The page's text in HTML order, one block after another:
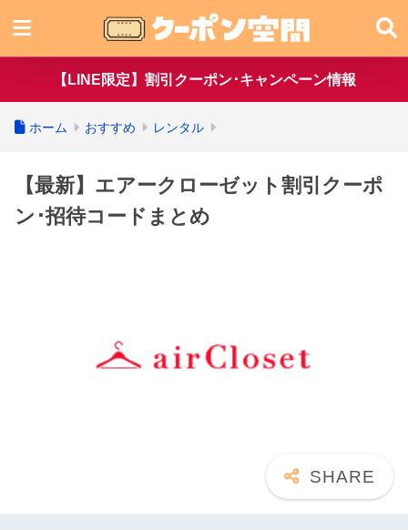
【LINE限定】割引クーポン･キャンペーン情報
ホーム おすすめ レンタル
【最新】エアークローゼット割引クーポ
ン･招待コードまとめ